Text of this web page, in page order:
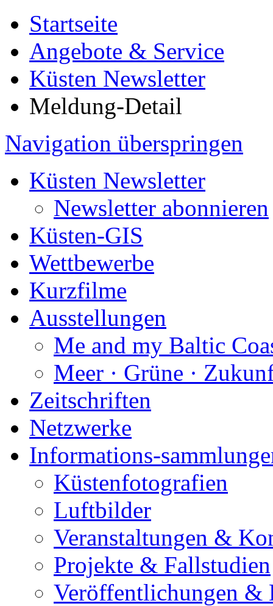
Startseite
Angebote & Service
Küsten Newsletter
Meldung-Detail
Navigation überspringen
Küsten Newsletter
Newsletter abonnieren
Küsten-GIS
Wettbewerbe
Kurzfilme
Ausstellungen
Me and my Baltic
Meer · Grüne ·
Zeitschriften
Netzwerke
Informations-
Küstenfotografien
Luftbilder
Veranstaltungen &
Projekte & Fallstudien
Veröffentlichungen &